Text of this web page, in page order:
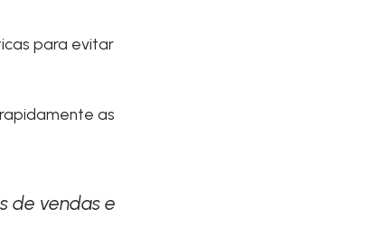
para evitar
as
de vendas e